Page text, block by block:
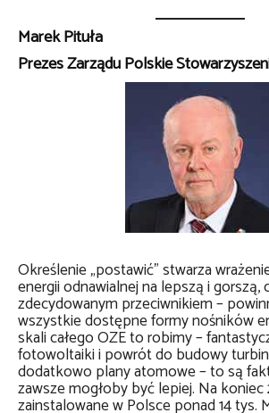
Marek Pituła
Prezes Zarządu Polskie
Określenie „postawić” stwarza
energii odnawialnej na lepszą i gorszą,
zdecydowanym przeciwnikiem –
wszystkie dostępne formy nośników
skali całego OZE to robimy –
fotowoltaiki i powrót do budowy
dodatkowo plany atomowe – to są
zawsze mogłoby być lepiej. Na koniec
zainstalowane w Polsce ponad 14 tys.